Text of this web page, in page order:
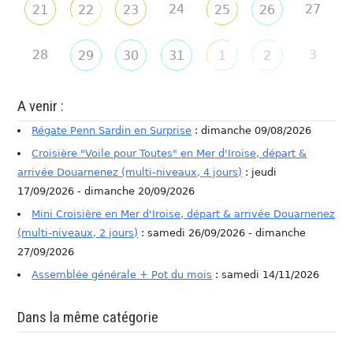
21 22 23 24 25 26 27
28 29 30 31 1 2 3
A venir :
Régate Penn Sardin en Surprise : dimanche 09/08/2026
Croisière "Voile pour Toutes" en Mer d'Iroise, départ &
arrivée Douarnenez (multi-niveaux, 4 jours) : jeudi
17/09/2026 - dimanche 20/09/2026
Mini Croisière en Mer d'Iroise, départ & arrivée Douarnenez
(multi-niveaux, 2 jours) : samedi 26/09/2026 - dimanche
27/09/2026
Assemblée générale + Pot du mois : samedi 14/11/2026
Dans la même catégorie